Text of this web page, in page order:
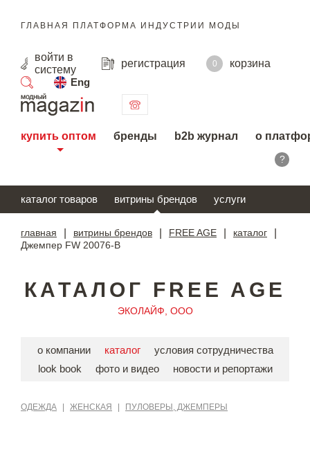
ГЛАВНАЯ ПЛАТФОРМА ИНДУСТРИИ МОДЫ
войти в
систему
регистрация 0
корзина
Eng
поиск
купить оптом бренды b2b журнал о
?
каталог товаров витрины брендов услуги
главная витрины брендов FREE AGE каталог
Джемпер FW 20076-B
КАТАЛОГ FREE AGE
ЭКОЛАЙФ, ООО
о компании каталог
условия сотрудничества
look book
фото и видео новости и репортажи
ОДЕЖДА ЖЕНСКАЯ ПУЛОВЕРЫ, ДЖЕМПЕРЫ